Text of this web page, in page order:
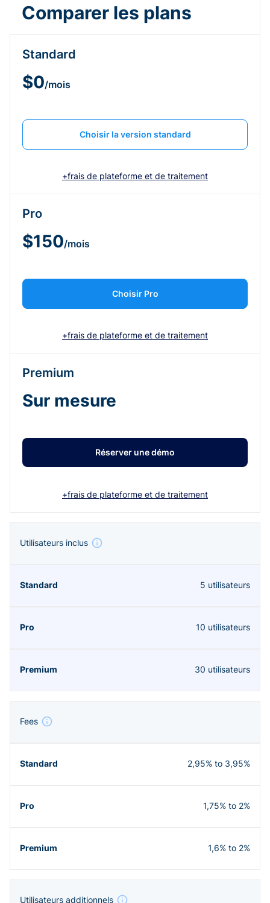
Comparer les plans
Standard
$0/mois
Choisir la version standard
+frais de plateforme et de traitement
Pro
$150/mois
Choisir Pro
+frais de plateforme et de traitement
Premium
Sur mesure
Réserver une démo
+frais de plateforme et de traitement
Utilisateurs inclus
5 utilisateurs
10 utilisateurs
30 utilisateurs
Fees
2,95% to 3,95%
1,75% to 2%
1,6% to 2%
Utilisateurs additionnels